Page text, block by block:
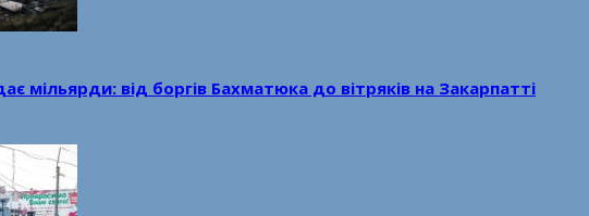
мільярди: від боргів Бахматюка до вітряків на Закарпатті